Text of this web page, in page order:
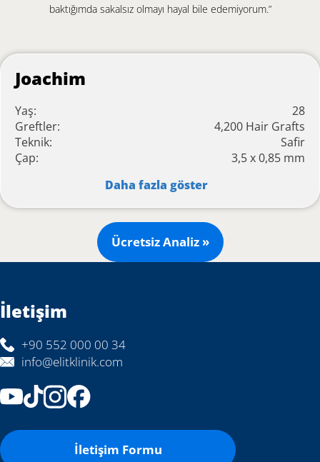
baktığımda sakalsız olmayı hayal bile edemiyorum.”
Joachim
Yaş:
28
Greftler:
4,200 Hair Grafts
Teknik:
Safir
Çap:
3,5 x 0,85 mm
Daha fazla göster
Ücretsiz Analiz »
İletişim
+90 552 000 00 34
info@elitklinik.com
İletişim Formu